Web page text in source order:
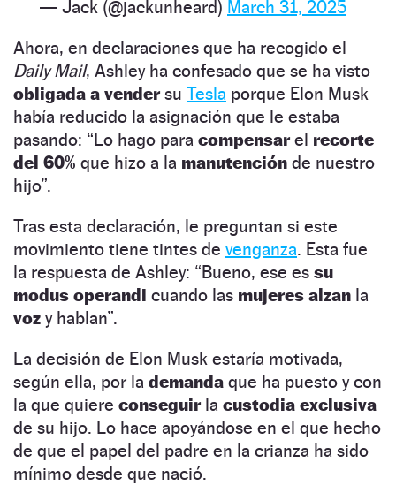
— Jack (@jackunheard) March 31, 2025
Ahora, en declaraciones que ha recogido el
Daily Mail, Ashley ha confesado que se ha visto
obligada a vendersu Tesla porque Elon Musk
había reducido la asignación que le estaba
pasando: “Lo hago para compensarel recorte
del 60% que hizo a la manutención de nuestro
hijo”.
Tras esta declaración, le preguntan si este
movimiento tiene tintes de venganza. Esta fue
la respuesta de Ashley: “Bueno, ese es su
modus operandi cuando las mujeres alzan la
voz y hablan”.
La decisión de Elon Musk estaría motivada,
según ella, por la demanda que ha puesto y con
la que quiere conseguir la custodia exclusiva
de su hijo. Lo hace apoyándose en el que hecho
de que el papel del padre en la crianza ha sido
mínimo desde que nació.